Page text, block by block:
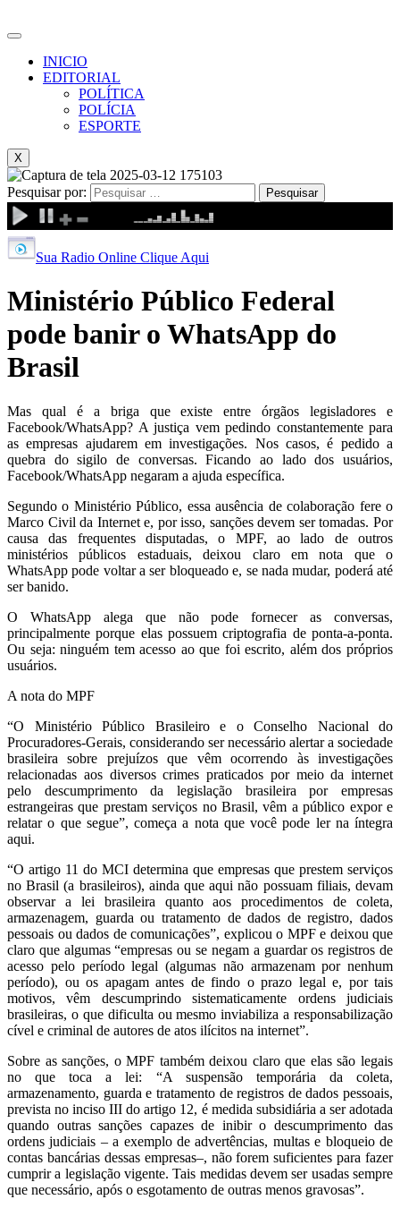
INICIO
EDITORIAL
POLÍTICA
POLÍCIA
ESPORTE
X
Pesquisar por:
Sua Radio Online Clique Aqui
Ministério Público Federal
pode banir o WhatsApp do
Brasil
Mas qual é a briga que existe entre órgãos legisladores e
Facebook/WhatsApp? A justiça vem pedindo constantemente para
as empresas ajudarem em investigações. Nos casos, é pedido a
quebra do sigilo de conversas. Ficando ao lado dos usuários,
Facebook/WhatsApp negaram a ajuda específica.
Segundo o Ministério Público, essa ausência de colaboração fere o
Marco Civil da Internet e, por isso, sanções devem ser tomadas. Por
causa das frequentes disputadas, o MPF, ao lado de outros
ministérios públicos estaduais, deixou claro em nota que o
WhatsApp pode voltar a ser bloqueado e, se nada mudar, poderá até
ser banido.
O WhatsApp alega que não pode fornecer as conversas,
principalmente porque elas possuem criptografia de ponta-a-ponta.
Ou seja: ninguém tem acesso ao que foi escrito, além dos próprios
usuários.
A nota do MPF
“O Ministério Público Brasileiro e o Conselho Nacional do
Procuradores-Gerais, considerando ser necessário alertar a sociedade
brasileira sobre prejuízos que vêm ocorrendo às investigações
relacionadas aos diversos crimes praticados por meio da internet
pelo descumprimento da legislação brasileira por empresas
estrangeiras que prestam serviços no Brasil, vêm a público expor e
relatar o que segue”, começa a nota que você pode ler na íntegra
aqui.
“O artigo 11 do MCI determina que empresas que prestem serviços
no Brasil (a brasileiros), ainda que aqui não possuam filiais, devam
observar a lei brasileira quanto aos procedimentos de coleta,
armazenagem, guarda ou tratamento de dados de registro, dados
pessoais ou dados de comunicações”, explicou o MPF e deixou que
claro que algumas “empresas ou se negam a guardar os registros de
acesso pelo período legal (algumas não armazenam por nenhum
período), ou os apagam antes de findo o prazo legal e, por tais
motivos, vêm descumprindo sistematicamente ordens judiciais
brasileiras, o que dificulta ou mesmo inviabiliza a responsabilização
cível e criminal de autores de atos ilícitos na internet”.
Sobre as sanções, o MPF também deixou claro que elas são legais
no que toca a lei: “A suspensão temporária da coleta,
armazenamento, guarda e tratamento de registros de dados pessoais,
prevista no inciso III do artigo 12, é medida subsidiária a ser adotada
quando outras sanções capazes de inibir o descumprimento das
ordens judiciais – a exemplo de advertências, multas e bloqueio de
contas bancárias dessas empresas–, não forem suficientes para fazer
cumprir a legislação vigente. Tais medidas devem ser usadas sempre
que necessário, após o esgotamento de outras menos gravosas”.